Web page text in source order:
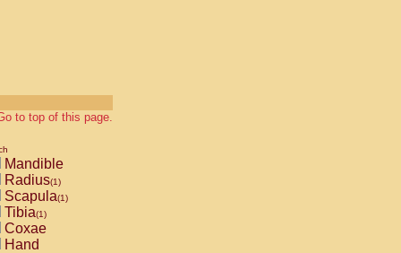
to top of this page.
Mandible
Radius(1)
Scapula(1)
Tibia(1)
Coxae
Hand